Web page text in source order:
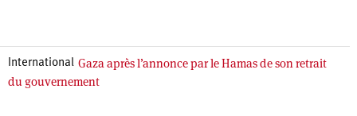
International Gaza après l’annonce par le Hamas de son retrait
du gouvernement